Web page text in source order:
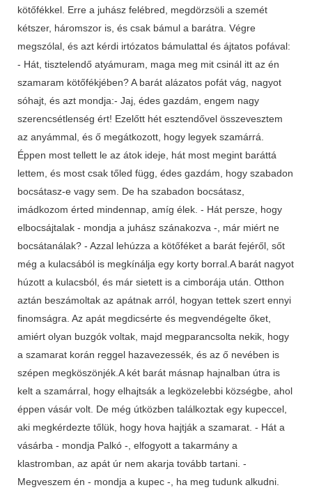
kötőfékkel. Erre a juhász felébred, megdörzsöli a szemét
kétszer, háromszor is, és csak bámul a barátra. Végre
megszólal, és azt kérdi irtózatos bámulattal és ájtatos pofával:
- Hát, tisztelendő atyámuram, maga meg mit csinál itt az én
szamaram kötőfékjében? A barát alázatos pofát vág, nagyot
sóhajt, és azt mondja:- Jaj, édes gazdám, engem nagy
szerencsétlenség ért! Ezelőtt hét esztendővel összevesztem
az anyámmal, és ő megátkozott, hogy legyek szamárrá.
Éppen most tellett le az átok ideje, hát most megint baráttá
lettem, és most csak tőled függ, édes gazdám, hogy szabadon
bocsátasz-e vagy sem. De ha szabadon bocsátasz,
imádkozom érted mindennap, amíg élek. - Hát persze, hogy
elbocsájtalak - mondja a juhász szánakozva -, már miért ne
bocsátanálak? - Azzal lehúzza a kötőféket a barát fejéről, sőt
még a kulacsából is megkínálja egy korty borral.A barát nagyot
húzott a kulacsból, és már sietett is a cimborája után. Otthon
aztán beszámoltak az apátnak arról, hogyan tettek szert ennyi
finomságra. Az apát megdicsérte és megvendégelte őket,
amiért olyan buzgók voltak, majd megparancsolta nekik, hogy
a szamarat korán reggel hazavezessék, és az ő nevében is
szépen megköszönjék.A két barát másnap hajnalban útra is
kelt a szamárral, hogy elhajtsák a legközelebbi községbe, ahol
éppen vásár volt. De még útközben találkoztak egy kupeccel,
aki megkérdezte tőlük, hogy hova hajtják a szamarat. - Hát a
vásárba - mondja Palkó -, elfogyott a takarmány a
klastromban, az apát úr nem akarja tovább tartani. -
Megveszem én - mondja a kupec -, ha meg tudunk alkudni.